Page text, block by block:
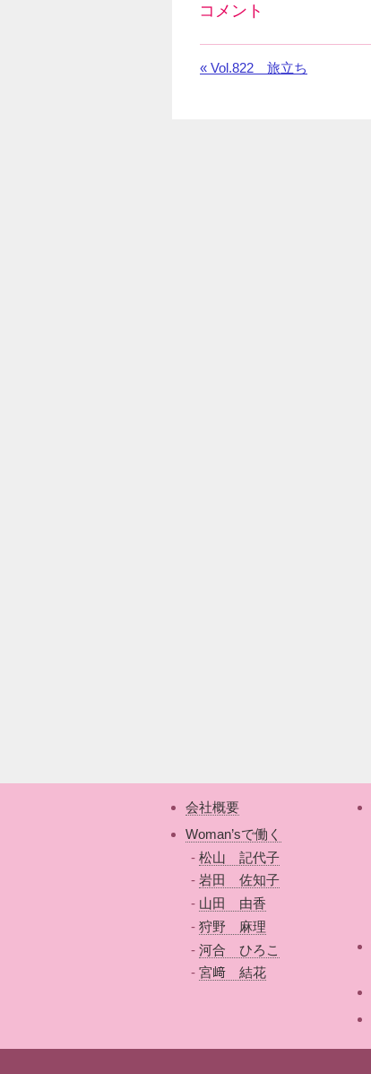
コメント
コ
« 前
Vol.822 旅立ち
会社概要
Woman’sで働く
松山 記代子
岩田 佐知子
山田 由香
狩野 麻理
河合 ひろこ
宮﨑 結花